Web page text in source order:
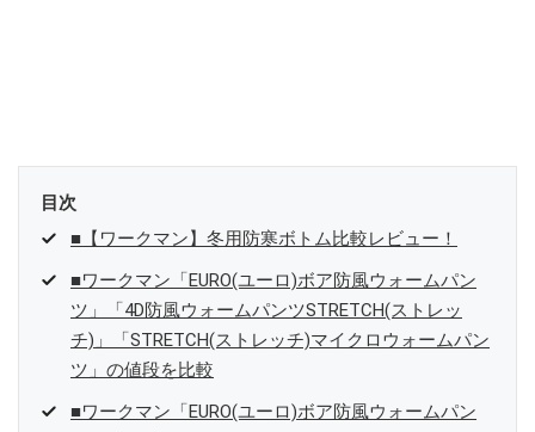
目次
■【ワークマン】冬用防寒ボトム比較レビュー！
■ワークマン「EURO(ユーロ)ボア防風ウォームパン
ツ」「4D防風ウォームパンツSTRETCH(ストレッ
チ)」「STRETCH(ストレッチ)マイクロウォームパン
ツ」の値段を比較
■ワークマン「EURO(ユーロ)ボア防風ウォームパン